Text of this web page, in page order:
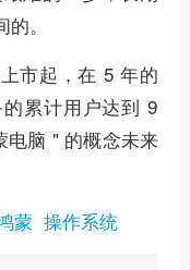
。
市起，在 5 年的
累计用户达到 9
电脑 " 的概念未来
蒙 操作系统